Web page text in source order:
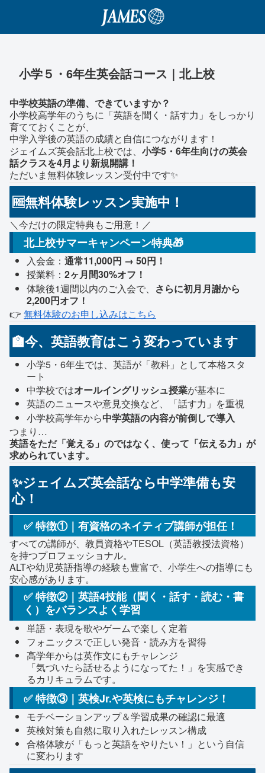
小学５・6年生英会話コース｜北上校
中学校英語の準備、できていますか？
小学校高学年のうちに「英語を聞く・話す力」をしっかり
育てておくことが、
中学入学後の英語の成績と自信につながります！
ジェイムズ英会話北上校では、 小学5・6年生向けの英会
話クラスを4月より新規開講！
ただいま無料体験レッスン受付中です✨
🆓無料体験レッスン実施中！
＼今だけの限定特典もご用意！／
北上校サマーキャンペーン特典🎁
入会金：通常11,000円 → 50円！
授業料：2ヶ月間30%オフ！
体験後1週間以内のご入会で、 さらに初月月謝から
2,200円オフ！
👉 無料体験のお申し込みはこちら
🏫今、英語教育はこう変わっています
小学5・6年生では、英語が「教科」として本格スタ
ート
中学校ではオールイングリッシュ授業が基本に
英語のニュースや意見交換など、「話す力」を重視
小学校高学年から中学英語の内容が前倒しで導入
つまり…
英語をただ「覚える」のではなく、使って「伝える力」が
求められています。
✨ジェイムズ英会話なら中学準備も安
心！
✅ 特徴①｜有資格のネイティブ講師が担任！
すべての講師が、教員資格やTESOL（英語教授法資格）
を持つプロフェッショナル。
ALTや幼児英語指導の経験も豊富で、小学生への指導にも
安心感があります。
✅ 特徴②｜英語4技能（聞く・話す・読む・書
く）をバランスよく学習
単語・表現を歌やゲームで楽しく定着
フォニックスで正しい発音・読み方を習得
高学年からは英作文にもチャレンジ
「気づいたら話せるようになってた！」を実感でき
るカリキュラムです。
✅ 特徴③｜英検Jr.や英検にもチャレンジ！
モチベーションアップ＆学習成果の確認に最適
英検対策も自然に取り入れたレッスン構成
合格体験が「もっと英語をやりたい！」という自信
に変わります